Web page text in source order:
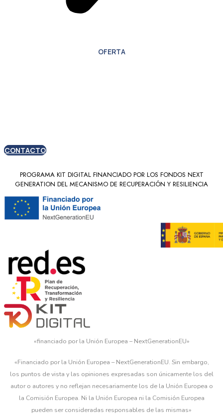
OFERTA
CONTACTO
PROGRAMA KIT DIGITAL FINANCIADO POR LOS FONDOS NEXT
GENERATION DEL MECANISMO DE RECUPERACIÓN Y RESILIENCIA
«financiado por la Unión Europea – NextGenerationEU»
«Financiado por la Unión Europea – NextGenerationEU. Sin embargo,
los puntos de vista y las opiniones expresadas son únicamente los del
autor o autores y no reflejan necesariamente los de la Unión Europea o
la Comisión Europea. Ni la Unión Europea ni la Comisión Europea
pueden ser consideradas responsables de las mismas»